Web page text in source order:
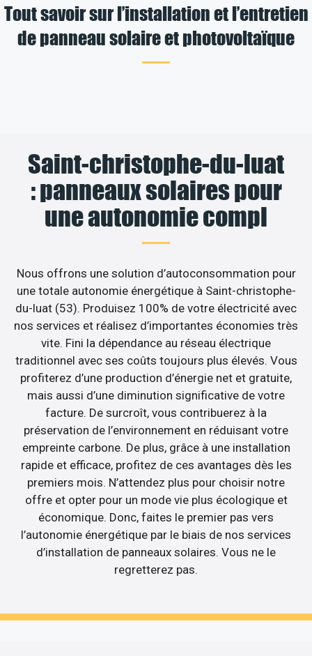
Tout savoir sur l’installation et l’entretien
de panneau solaire et photovoltaïque
Saint-christophe-du-luat
: panneaux solaires pour
une autonomie compl
Nous offrons une solution d’autoconsommation pour
une totale autonomie énergétique à Saint-christophe-
du-luat (53). Produisez 100% de votre électricité avec
nos services et réalisez d’importantes économies très
vite. Fini la dépendance au réseau électrique
traditionnel avec ses coûts toujours plus élevés. Vous
profiterez d’une production d’énergie net et gratuite,
mais aussi d’une diminution significative de votre
facture. De surcroît, vous contribuerez à la
préservation de l’environnement en réduisant votre
empreinte carbone. De plus, grâce à une installation
rapide et efficace, profitez de ces avantages dès les
premiers mois. N’attendez plus pour choisir notre
offre et opter pour un mode vie plus écologique et
économique. Donc, faites le premier pas vers
l’autonomie énergétique par le biais de nos services
d’installation de panneaux solaires. Vous ne le
regretterez pas.